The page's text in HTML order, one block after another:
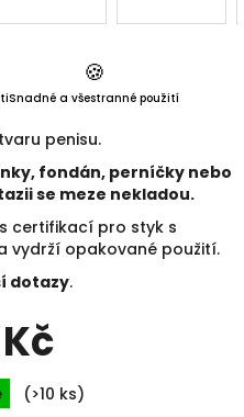
Blog
🍪
Snadné a všestranné použití
penisu.
fondán, perníčky nebo
se meze nekladou.
certifikací pro styk s
vydrží opakované použití.
dotazy.
cena:
(>10 ks)